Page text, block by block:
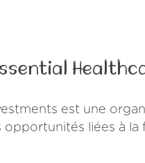
est une
liées à la